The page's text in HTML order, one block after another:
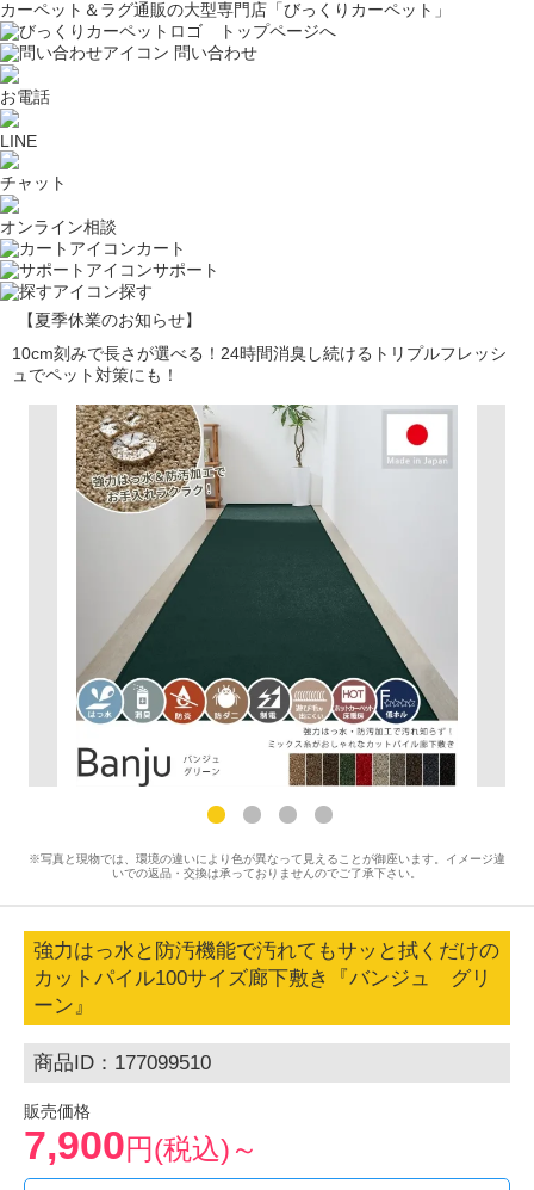
カーペット＆ラグ通販の大型専門店「びっくりカーペット」
問い合わせ
お電話
LINE
チャット
オンライン相談
カート
サポート
探す
【夏季休業のお知らせ】
10cm刻みで長さが選べる！24時間消臭し続けるトリプルフレッシ
ュでペット対策にも！
※写真と現物では、環境の違いにより色が異なって見えることが御座います。イメージ違
いでの返品・交換は承っておりませんのでご了承下さい。
強力はっ水と防汚機能で汚れてもサッと拭くだけの
カットパイル100サイズ廊下敷き『バンジュ グリ
ーン』
商品ID：177099510
販売価格
7,900円(税込)～